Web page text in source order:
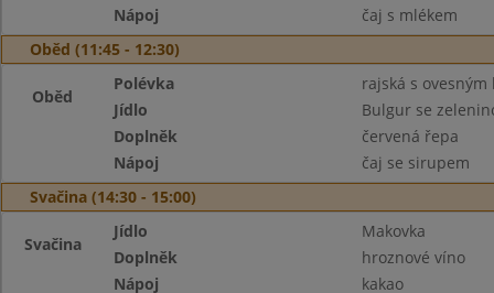
Nápoj
čaj s mlékem
Oběd (11:45 - 12:30)
Oběd
Polévka
rajská s ovesným
Jídlo
Bulgur se
Doplněk
červená řepa
Nápoj
čaj se sirupem
Svačina (14:30 - 15:00)
Svačina
Jídlo
Makovka
Doplněk
hroznové víno
Nápoj
kakao